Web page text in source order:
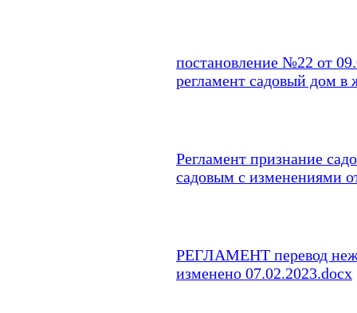
постановление №22 от
регламент садовый дом в
Регламент признание
садовым с изменениями
РЕГЛАМЕНТ перевод
изменено 07.02.2023.docx